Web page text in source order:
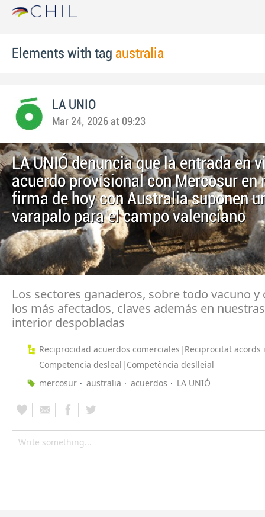
Elements with tag australia
LA UNIO
Mar 24, 2026 at 09:23
LA UNIÓ denuncia que la entrada en
acuerdo provisional con Mercosur en
firma de hoy con Australia suponen
varapalo para el campo valenciano
Los sectores ganaderos, sobre todo vacuno y
los más afectados, claves además en
interior despobladas
Reciprocidad acuerdos comerciales|Reciprocitat
Competencia desleal|Competència deslleial
mercosur
australia acuerdos LA UNIÓ